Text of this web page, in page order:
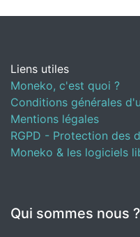
Liens utiles
Moneko, c'est quoi ?
Conditions générales
Mentions légales
RGPD - Protection des
Moneko & les logiciels
Qui sommes nous ?